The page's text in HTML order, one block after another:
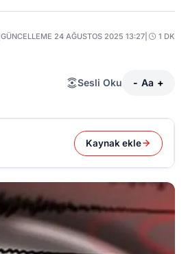
|GÜNCELLEME 24 AĞUSTOS 2025 13:27 1 DK
Sesli Oku - Aa +
Kaynak ekle